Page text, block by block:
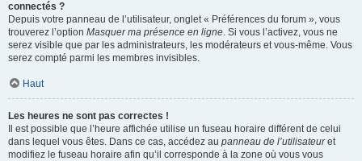
connectés ?
Depuis votre panneau de l’utilisateur, onglet « Préférences du forum », vous
trouverez l’option Masquer ma présence en ligne. Si vous l’activez, vous ne
serez visible que par les administrateurs, les modérateurs et vous-même. Vous
serez compté parmi les membres invisibles.
Haut
Les heures ne sont pas correctes !
Il est possible que l’heure affichée utilise un fuseau horaire différent de celui
dans lequel vous êtes. Dans ce cas, accédez au panneau de l’utilisateuret
modifiez le fuseau horaire afin qu’il corresponde à la zone où vous vous